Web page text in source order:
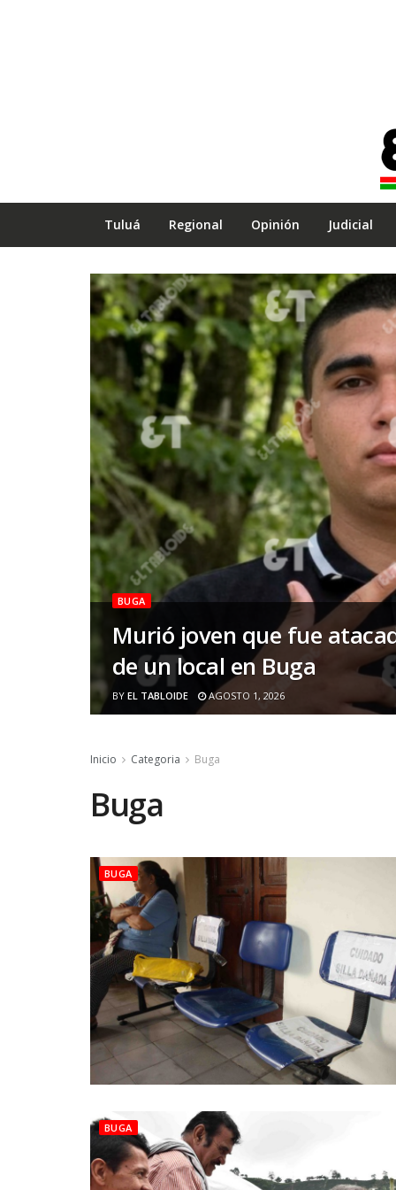
Tuluá Regional Opinión Judicial
BUGA
Murió joven que fue
de un local en Buga
BY EL TABLOIDE AGOSTO 1, 2026
Inicio Categoria Buga
Buga
BUGA
BUGA